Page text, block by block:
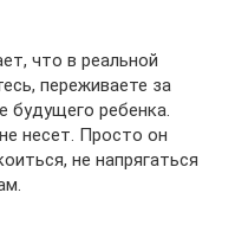
что в реальной
переживаете за
будущего ребенка.
несет. Просто он
не напрягаться